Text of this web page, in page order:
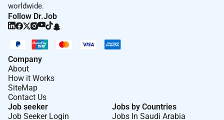
worldwide.
Follow Dr.Job
Company
About
How it Works
SiteMap
Contact Us
Job seeker
Job Seeker Login
Jobs by Countries
Jobs In Saudi Arabia